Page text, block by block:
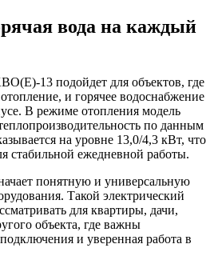
вода на каждый
13 подойдет для объектов, где
и горячее водоснабжение
В режиме отопления модель
по данным
на уровне 13,0/4,3 кВт, что
стабильной ежедневной работы.
понятную и универсальную
Такой электрический
для квартиры, дачи,
объекта, где важны
и уверенная работа в